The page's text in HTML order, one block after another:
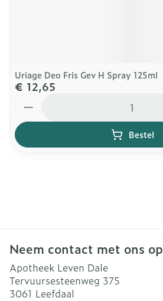
Uriage Deo Fris Gev H Spray 125ml
€ 12,65
Bestel
Neem contact met ons op
Apotheek Leven Dale
Tervuursesteenweg 375
3061 Leefdaal